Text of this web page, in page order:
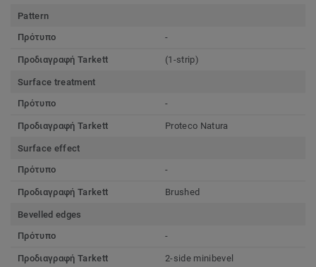
Pattern
Πρότυπο
-
Προδιαγραφή Tarkett (1-strip)
Surface treatment
Πρότυπο
-
Προδιαγραφή Tarkett Proteco Natura
Surface effect
Πρότυπο
-
Προδιαγραφή Tarkett Brushed
Bevelled edges
Πρότυπο
-
Προδιαγραφή Tarkett 2-side minibevel